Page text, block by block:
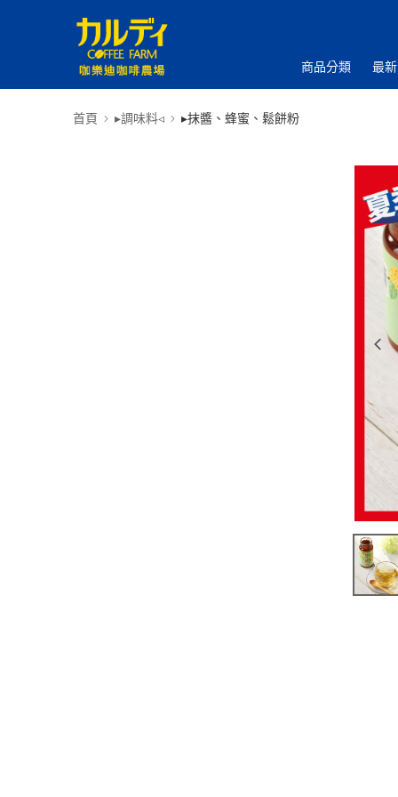
商品分類 最
首頁 ▸調味料◃ ▸抹醬、蜂蜜、鬆餅粉